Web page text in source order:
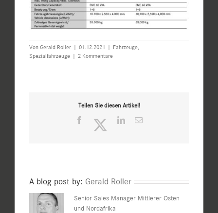
Von Gerald Roller | 01.12.2021 | Fahrzeuge
Spezialfahrzeuge | 2 Kommentare
Teilen Sie diesen Artikel!
Facebook TwitterLinkedIn
E-
A blog post by: Gerald Roller
Senior Sales Manager Mittlerer Osten
und Nordafrika